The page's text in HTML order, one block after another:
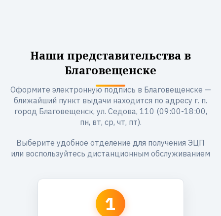
Наши представительства в
Благовещенске
Оформите электронную подпись в Благовещенске —
ближайший пункт выдачи находится по адресу г. п.
город Благовещенск, ул. Седова, 110 (09:00-18:00,
пн, вт, ср, чт, пт).
Выберите удобное отделение для получения ЭЦП
или воспользуйтесь дистанционным обслуживанием
1